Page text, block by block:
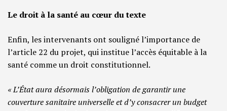
Le droit à la santé au cœur du texte
Enfin, les intervenants ont souligné l’importance de
l’article 22 du projet, qui institue l’accès équitable à la
santé comme un droit constitutionnel.
« L’État aura désormais l’obligation de garantir une
couverture sanitaire universelle et d’y consacrer un budget